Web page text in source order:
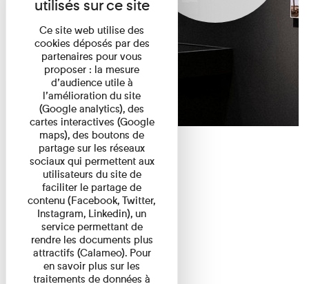
Ce site web utilise des
cookies déposés par des
partenaires pour vous
proposer : la mesure
d’audience utile à
l’amélioration du site
(Google analytics), des
cartes interactives (Google
maps), des boutons de
partage sur les réseaux
sociaux qui permettent aux
utilisateurs du site de
faciliter le partage de
contenu (Facebook, Twitter,
Instagram, Linkedin), un
service permettant de
rendre les documents plus
attractifs (Calameo). Pour
en savoir plus sur les
traitements de données à